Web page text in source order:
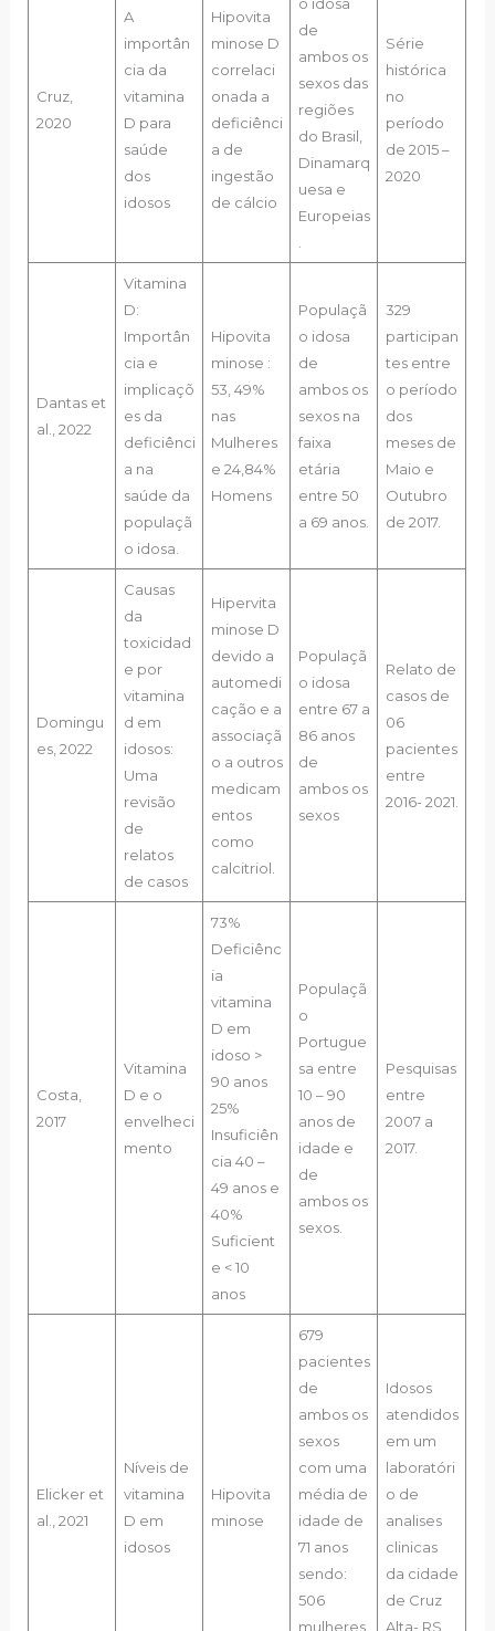
Cruz,
2020
A
importân
cia da
vitamina
D para
saúde
dos
idosos
Hipovita
minose D
correlaci
onada a
deficiênci
a de
ingestão
de cálcio
de
ambos os
sexos das
regiões
do Brasil,
Dinamarq
uesa e
Europeias
Série
histórica
no
período
de 2015 –
2020
Dantas et
al., 2022
Vitamina
D:
Importân
cia e
implicaçõ
es da
deficiênci
a na
saúde da
populaçã
o idosa.
Hipovita
minose :
53, 49%
nas
Mulheres
e 24,84%
Homens
Populaçã
o idosa
de
ambos os
sexos na
faixa
etária
entre 50
a 69 anos.
329
participan
tes entre
o período
dos
meses de
Maio e
Outubro
de 2017.
Domingu
es, 2022
Causas
da
toxicidad
e por
vitamina
d em
idosos:
Uma
revisão
de
relatos
de casos
Hipervita
minose D
devido a
automedi
cação e a
associaçã
o a outros
medicam
entos
como
calcitriol.
Populaçã
o idosa
entre 67 a
86 anos
de
ambos os
sexos
Relato de
casos de
06
pacientes
entre
2016- 2021.
Costa,
2017
Vitamina
D e o
envelheci
mento
73%
Deficiênc
ia
vitamina
D em
idoso >
90 anos
25%
Insuficiên
cia 40 –
49 anos e
40%
Suficient
e < 10
anos
Populaçã
o
Portugue
sa entre
10 – 90
anos de
idade e
de
ambos os
sexos.
Pesquisas
entre
2007 a
2017.
Elicker et
al., 2021
Níveis de
vitamina
D em
idosos
Hipovita
minose
679
pacientes
de
ambos os
sexos
com uma
média de
idade de
71 anos
sendo:
506
mulheres
Idosos
atendidos
em um
laboratóri
o de
analises
clinicas
da cidade
de Cruz
Alta- RS